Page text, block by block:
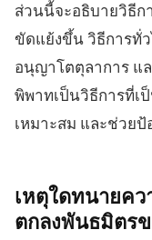
ส่วนนี้จะอธิบายวิธี
ขัดแย้งขึ้น วิธีการทั่
อนุญาโตตุลาการ แ
พิพาทเป็นวิธีการที่เ
เหมาะสม และช่วย
เหตุใดทนายค
ตกลงพันธมิตร